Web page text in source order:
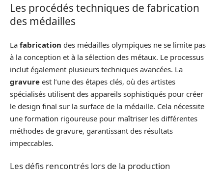
Les procédés techniques de fabrication
des médailles
La fabrication des médailles olympiques ne se limite pas
à la conception et à la sélection des métaux. Le processus
inclut également plusieurs techniques avancées. La
gravure est l’une des étapes clés, où des artistes
spécialisés utilisent des appareils sophistiqués pour créer
le design final sur la surface de la médaille. Cela nécessite
une formation rigoureuse pour maîtriser les différentes
méthodes de gravure, garantissant des résultats
impeccables.
Les défis rencontrés lors de la production